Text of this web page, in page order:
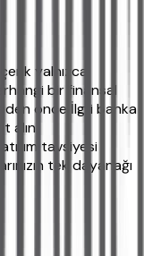
yalnızca
bir finansal
önce İlgili banka
alın.
tavsiyesi
tek dayanağı